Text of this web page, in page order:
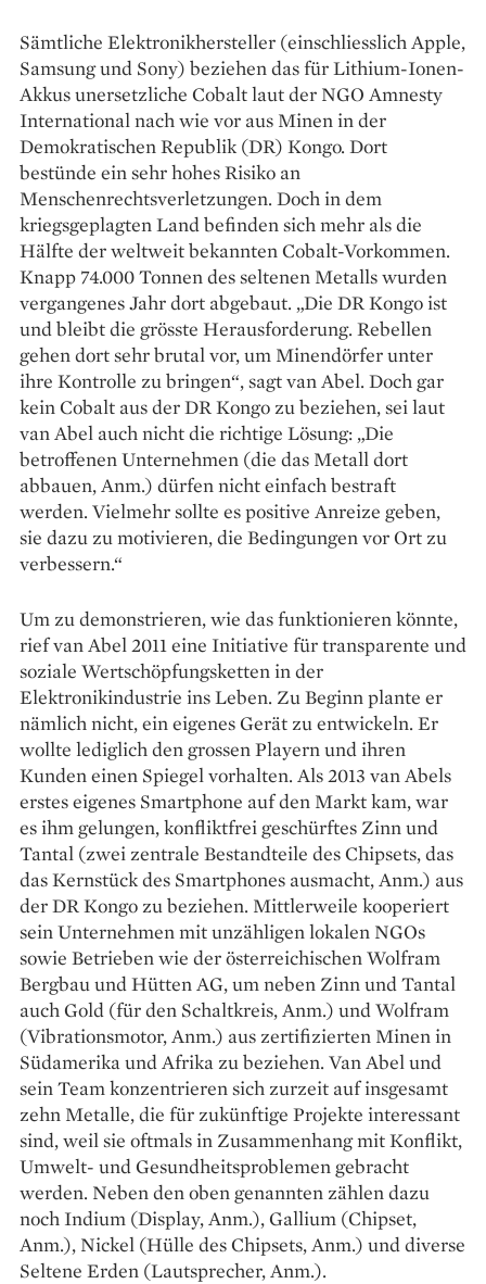
Sämtliche Elektronikhersteller (einschliesslich Apple,
Samsung und Sony) beziehen das für Lithium-Ionen-
Akkus unersetzliche Cobalt laut der NGO Amnesty
International nach wie vor aus Minen in der
Demokratischen Republik (DR) Kongo. Dort
bestünde ein sehr hohes Risiko an
Menschenrechtsverletzungen. Doch in dem
kriegsgeplagten Land befinden sich mehr als die
Hälfte der weltweit bekannten Cobalt-Vorkommen.
Knapp 74.000 Tonnen des seltenen Metalls wurden
vergangenes Jahr dort abgebaut. „Die DR Kongo ist
und bleibt die grösste Herausforderung. Rebellen
gehen dort sehr brutal vor, um Minendörfer unter
ihre Kontrolle zu bringen“, sagt van Abel. Doch gar
kein Cobalt aus der DR Kongo zu beziehen, sei laut
van Abel auch nicht die richtige Lösung: „Die
betroffenen Unternehmen (die das Metall dort
abbauen, Anm.) dürfen nicht einfach bestraft
werden. Vielmehr sollte es positive Anreize geben,
sie dazu zu motivieren, die Bedingungen vor Ort zu
verbessern.“
Um zu demonstrieren, wie das funktionieren könnte,
rief van Abel 2011 eine Initiative für transparente und
soziale Wertschöpfungsketten in der
Elektronikindustrie ins Leben. Zu Beginn plante er
nämlich nicht, ein eigenes Gerät zu entwickeln. Er
wollte lediglich den grossen Playern und ihren
Kunden einen Spiegel vorhalten. Als 2013 van Abels
erstes eigenes Smartphone auf den Markt kam, war
es ihm gelungen, konfliktfrei geschürftes Zinn und
Tantal (zwei zentrale Bestandteile des Chipsets, das
das Kernstück des Smartphones ausmacht, Anm.) aus
der DR Kongo zu beziehen. Mittlerweile kooperiert
sein Unternehmen mit unzähligen lokalen NGOs
sowie Betrieben wie der österreichischen Wolfram
Bergbau und Hütten AG, um neben Zinn und Tantal
auch Gold (für den Schaltkreis, Anm.) und Wolfram
(Vibrationsmotor, Anm.) aus zertifizierten Minen in
Südamerika und Afrika zu beziehen. Van Abel und
sein Team konzentrieren sich zurzeit auf insgesamt
zehn Metalle, die für zukünftige Projekte interessant
sind, weil sie oftmals in Zusammenhang mit Konflikt,
Umwelt- und Gesundheitsproblemen gebracht
werden. Neben den oben genannten zählen dazu
noch Indium (Display, Anm.), Gallium (Chipset,
Anm.), Nickel (Hülle des Chipsets, Anm.) und diverse
Seltene Erden (Lautsprecher, Anm.).